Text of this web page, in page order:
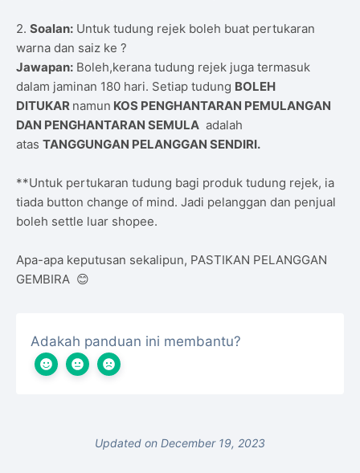
2. Soalan: Untuk tudung rejek boleh buat pertukaran
warna dan saiz ke ?
Jawapan: Boleh,kerana tudung rejek juga termasuk
dalam jaminan 180 hari. Setiap tudung BOLEH
DITUKAR namun KOS PENGHANTARAN PEMULANGAN
DAN PENGHANTARAN SEMULA adalah
atas TANGGUNGAN PELANGGAN SENDIRI.
**Untuk pertukaran tudung bagi produk tudung rejek, ia
tiada button change of mind. Jadi pelanggan dan penjual
boleh settle luar shopee.
Apa-apa keputusan sekalipun, PASTIKAN PELANGGAN
GEMBIRA 😊
Adakah panduan ini membantu?
Updated on December 19, 2023